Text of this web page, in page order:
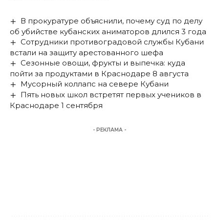
В прокуратуре объяснили, почему суд по делу
об убийстве кубанских аниматоров длился 3 года
Сотрудники противоградовой службы Кубани
встали на защиту арестованного шефа
Сезонные овощи, фрукты и выпечка: куда
пойти за продуктами в Краснодаре 8 августа
Мусорный коллапс на севере Кубани
Пять новых школ встретят первых учеников в
Краснодаре 1 сентября
- РЕКЛАМА -